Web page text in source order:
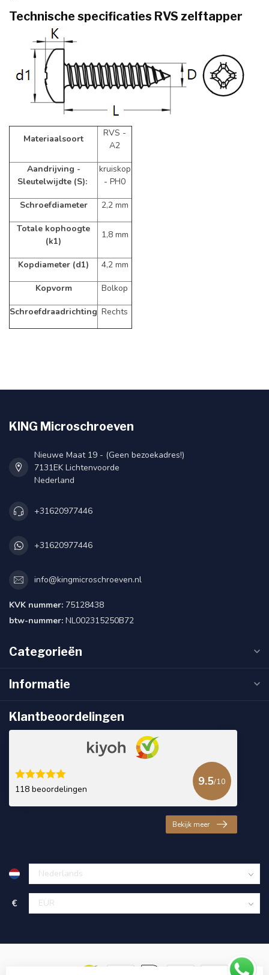
Technische specificaties RVS zelftapper
Materiaalsoort
RVS -
A2
Aandrijving -
Sleutelwijdte (S):
kruiskop
- PH0
Schroefdiameter 2,2 mm
Totale kophoogte
(k1)
1,8 mm
Kopdiameter (d1) 4,2 mm
Kopvorm Bolkop
Schroefdraadrichting Rechts
KING Microschroeven
Nieuwe Maat 19 - (Geen bezoekadres!)
7131EK Lichtenvoorde
Nederland
+31620977446
+31620977446
info@kingmicroschroeven.nl
KVK nummer: 75128438
btw-nummer: NL002315250B72
Categorieën
Informatie
Klantbeoordelingen
118 beoordelingen
9.5/10
Bekijk meer
€